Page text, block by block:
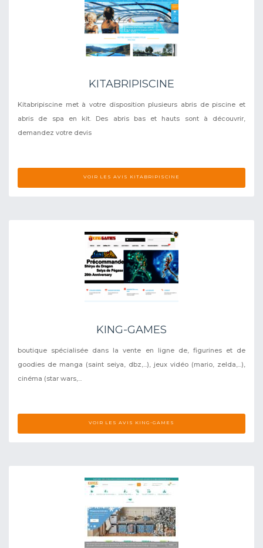
KITABRIPISCINE
Kitabripiscine met à votre disposition plusieurs abris de piscine et
abris de spa en kit. Des abris bas et hauts sont à découvrir,
demandez votre devis
VOIR LES AVIS KITABRIPISCINE
KING-GAMES
boutique spécialisée dans la vente en ligne de, figurines et de
goodies de manga (saint seiya, dbz,...), jeux vidéo (mario, zelda,...),
cinéma (star wars,...
VOIR LES AVIS KING-GAMES